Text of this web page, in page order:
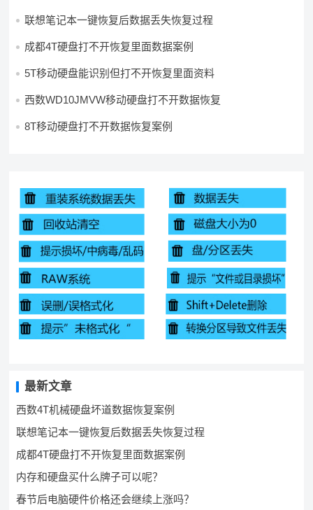
联想笔记本一键恢复后数据丢失恢复过程
成都4T硬盘打不开恢复里面数据案例
5T移动硬盘能识别但打不开恢复里面资料
西数WD10JMVW移动硬盘打不开数据恢复
8T移动硬盘打不开数据恢复案例
最新文章
西数4T机械硬盘坏道数据恢复案例
联想笔记本一键恢复后数据丢失恢复过程
成都4T硬盘打不开恢复里面数据案例
内存和硬盘买什么牌子可以呢？
春节后电脑硬件价格还会继续上涨吗？